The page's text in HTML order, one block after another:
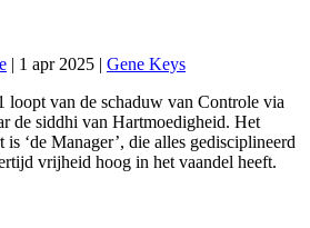
| 1 apr 2025 | Gene Keys
loopt van de schaduw van Controle via
de siddhi van Hartmoedigheid. Het
‘de Manager’, die alles gedisciplineerd
vrijheid hoog in het vaandel heeft.